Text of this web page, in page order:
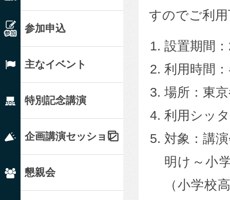
参加申込
主なイベント
特別記念講演
企画講演セッション
懇親会
すのでご利
設置期間
利用時間
場所：東
利用シッ
対象：講
明け～小
（小学校